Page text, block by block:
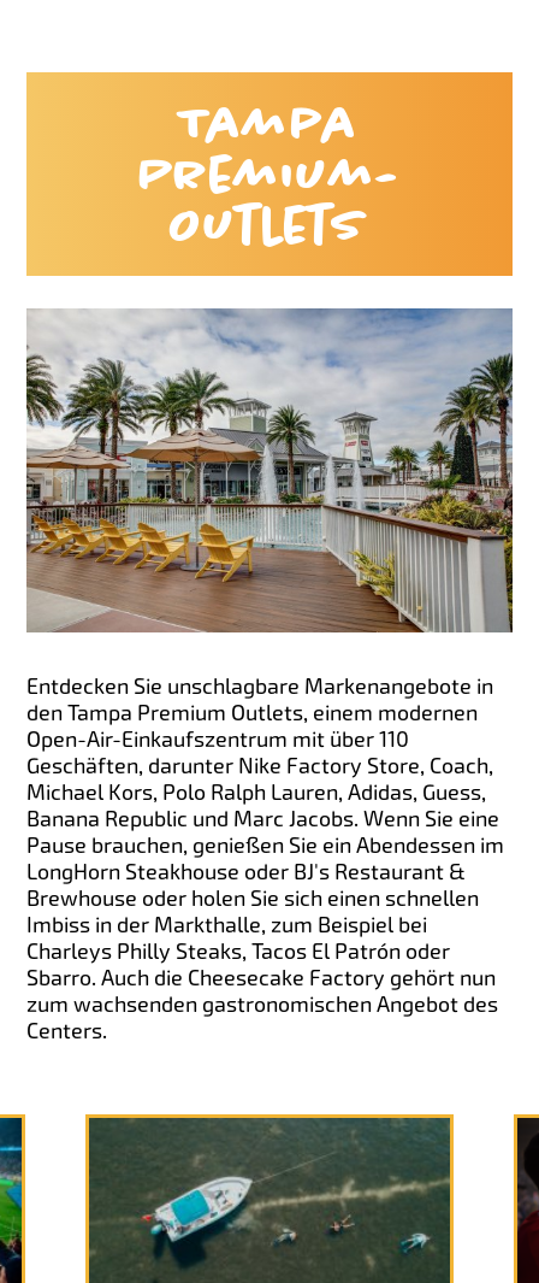
Tampa
Premium-
Outlets
Entdecken Sie unschlagbare Markenangebote in
den Tampa Premium Outlets, einem modernen
Open-Air-Einkaufszentrum mit über 110
Geschäften, darunter Nike Factory Store, Coach,
Michael Kors, Polo Ralph Lauren, Adidas, Guess,
Banana Republic und Marc Jacobs. Wenn Sie eine
Pause brauchen, genießen Sie ein Abendessen im
LongHorn Steakhouse oder BJ's Restaurant &
Brewhouse oder holen Sie sich einen schnellen
Imbiss in der Markthalle, zum Beispiel bei
Charleys Philly Steaks, Tacos El Patrón oder
Sbarro. Auch die Cheesecake Factory gehört nun
zum wachsenden gastronomischen Angebot des
Centers.